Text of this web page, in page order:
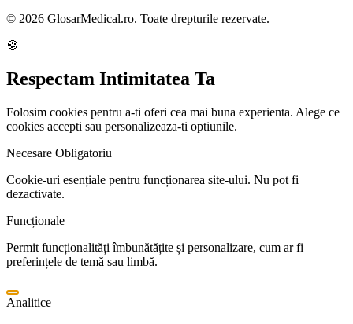
© 2026 GlosarMedical.ro. Toate drepturile rezervate.
🍪
Respectam Intimitatea Ta
Folosim cookies pentru a-ti oferi cea mai buna experienta. Alege ce
cookies accepti sau personalizeaza-ti optiunile.
Necesare Obligatoriu
Cookie-uri esențiale pentru funcționarea site-ului. Nu pot fi
dezactivate.
Funcționale
Permit funcționalități îmbunătățite și personalizare, cum ar fi
preferințele de temă sau limbă.
Analitice